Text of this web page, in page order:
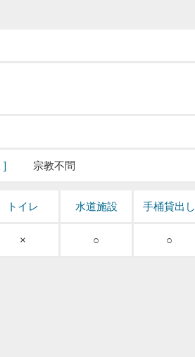
] 宗教不問
トイレ 水道施設 手桶貸出し
× ○ ○